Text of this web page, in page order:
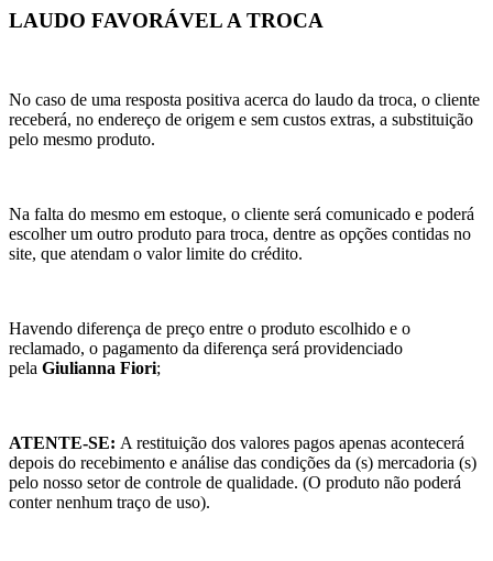
LAUDO FAVORÁVEL A TROCA
No caso de uma resposta positiva acerca do laudo da troca, o cliente
receberá, no endereço de origem e sem custos extras, a substituição
pelo mesmo produto.
Na falta do mesmo em estoque, o cliente será comunicado e poderá
escolher um outro produto para troca, dentre as opções contidas no
site, que atendam o valor limite do crédito.
Havendo diferença de preço entre o produto escolhido e o
reclamado, o pagamento da diferença será providenciado
pela Giulianna Fiori;
ATENTE-SE: A restituição dos valores pagos apenas acontecerá
depois do recebimento e análise das condições da (s) mercadoria (s)
pelo nosso setor de controle de qualidade. (O produto não poderá
conter nenhum traço de uso).